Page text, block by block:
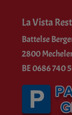
La Vista
Battelse
2800
BE 0686 740